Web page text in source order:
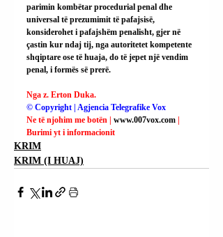
parimin kombëtar procedurial penal dhe
universal të prezumimit të pafajsisë,
konsiderohet i pafajshëm penalisht, gjer në
çastin kur ndaj tij, nga autoritetet kompetente
shqiptare ose të huaja, do të jepet një vendim
penal, i formës së prerë.
Nga z. Erton Duka.
© Copyright | Agjencia Telegrafike Vox
Ne të njohim me botën | www.007vox.com
Burimi yt i informacionit
KRIM
KRIM (I HUAJ)